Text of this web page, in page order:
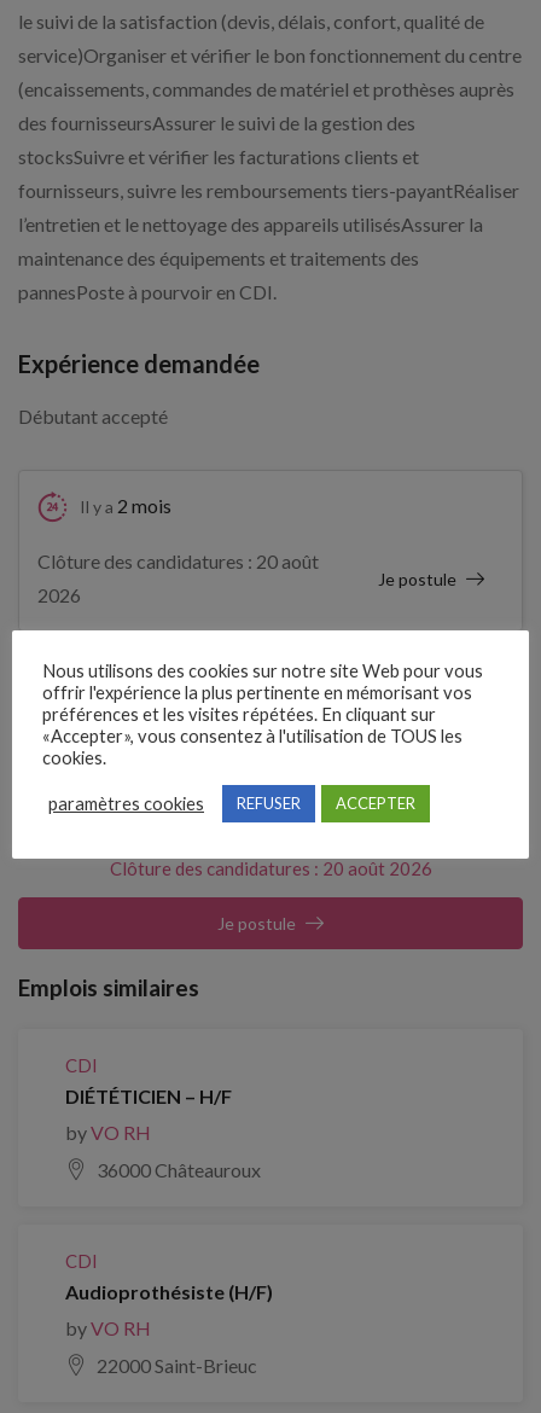
le suivi de la satisfaction (devis, délais, confort, qualité de
service)Organiser et vérifier le bon fonctionnement du centre
(encaissements, commandes de matériel et prothèses auprès
des fournisseursAssurer le suivi de la gestion des
stocksSuivre et vérifier les facturations clients et
fournisseurs, suivre les remboursements tiers-payantRéaliser
l’entretien et le nettoyage des appareils utilisésAssurer la
maintenance des équipements et traitements des
pannesPoste à pourvoir en CDI.
Expérience demandée
Débutant accepté
Il y a 2 mois
Clôture des candidatures : 20 août
2026
Je postule
Détails de l’offre
Référence
Clôture des candidatures : 20 août 2026
Je postule
Emplois similaires
CDI
DIÉTÉTICIEN – H/F
byVO RH
36000 Châteauroux
CDI
Audioprothésiste (H/F)
byVO RH
22000 Saint-Brieuc
Nous utilisons des cookies sur notre site Web pour vous
offrir l'expérience la plus pertinente en mémorisant vos
préférences et les visites répétées. En cliquant sur
«Accepter», vous consentez à l'utilisation de TOUS les
cookies.
paramètres cookies REFUSER ACCEPTER